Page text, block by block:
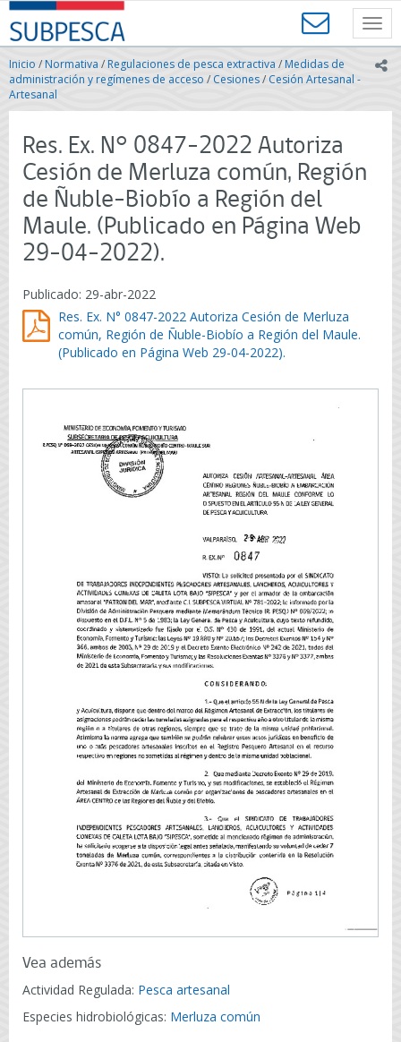
Contenido
principal
SUBPESCA
-
Subsecretaría
de
Pesca
y
Gobierno
de
Chile
Inicio /Normativa / Regulaciones de pesca extractiva / Medidas de
administración y regímenes de acceso / Cesiones/ Cesión Artesanal -
Artesanal
Res. Ex. N° 0847-2022 Autoriza
Cesión de Merluza común, Región
de Ñuble-Biobío a Región del
Maule. (Publicado en Página Web
29-04-2022).
Publicado: 29-abr-2022
Res. Ex. N° 0847-2022 Autoriza Cesión de Merluza
común, Región de Ñuble-Biobío a Región del Maule.
(Publicado en Página Web 29-04-2022).
Vea además
Actividad Regulada: Pesca artesanal
Especies hidrobiológicas: Merluza común